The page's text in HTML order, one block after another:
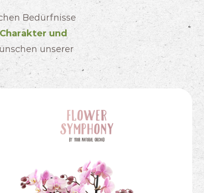
Bedürfnisse
Charakter und
unserer